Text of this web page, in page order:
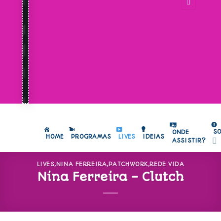
HOME PROGRAMAS LIVES IDEIAS
ONDE
ASSISTIR?
LIVES,NINA FERREIRA, PATCHWORK,REDE VIDA
Nina Ferreira – Clutch